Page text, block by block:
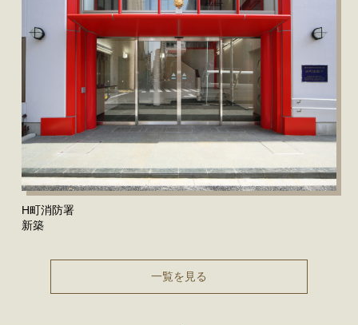
H町消防署
新築
一覧を見る